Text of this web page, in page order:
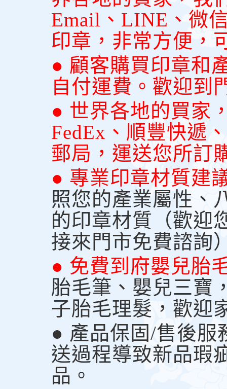
Email、LINE、微
印章，非常方便，
● 顧客購買印章和
自付運費。歡迎到
● 世界各地的買家
FedEx、順豐快遞
郵局，運送您所訂
● 專業印章材質建
照您的產業屬性、
的印章材質（歡迎
接來門市免費諮詢
● 免費到府嬰兒胎
胎毛筆、嬰兒三寶
子胎毛理髮，歡迎
● 產品保固/售後服
送過程導致新品瑕
品。